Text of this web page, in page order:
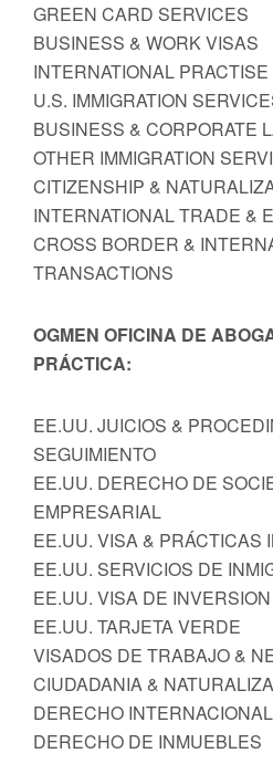
GREEN CARD SERVICES
BUSINESS & WORK VISAS
INTERNATIONAL PRACTISE
U.S. IMMIGRATION
BUSINESS & CORPORATE
OTHER IMMIGRATION
CITIZENSHIP &
INTERNATIONAL TRADE &
CROSS BORDER &
TRANSACTIONS
OGMEN OFICINA DE
PRÁCTICA:
EE.UU. JUICIOS &
SEGUIMIENTO
EE.UU. DERECHO DE
EMPRESARIAL
EE.UU. VISA & PRÁCTICAS
EE.UU. SERVICIOS DE
EE.UU. VISA DE INVERSION
EE.UU. TARJETA VERDE
VISADOS DE TRABAJO &
CIUDADANIA &
DERECHO INTERNACIONAL
DERECHO DE INMUEBLES